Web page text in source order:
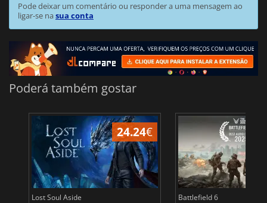
Pode deixar um comentário ou responder a uma mensagem ao
ligar-se nasua conta
Poderá também gostar
24.24€
Lost Soul Aside Battlefield 6